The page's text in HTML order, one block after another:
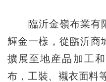
臨沂金嶺布業有
輝金一樣，從臨沂商
擴展至地産品加工
布，工裝、襯衣面料